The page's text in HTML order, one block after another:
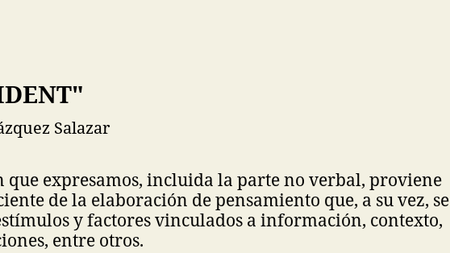
Salazar
que expresamos, incluida la parte no verbal, proviene
de la elaboración de pensamiento que, a su vez, se
y factores vinculados a información, contexto,
entre otros.